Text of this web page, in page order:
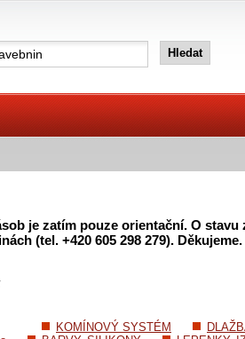
je zatím pouze orientační. O
(tel. +420 605 298 279). Děkujeme.
KOMÍNOVÝ SYSTÉM